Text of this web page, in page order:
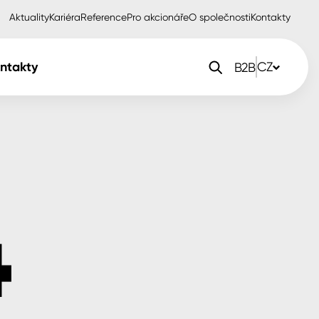
AktualityKariéraReferencePro akcionářeO společnostiKontakty
B2BCZ